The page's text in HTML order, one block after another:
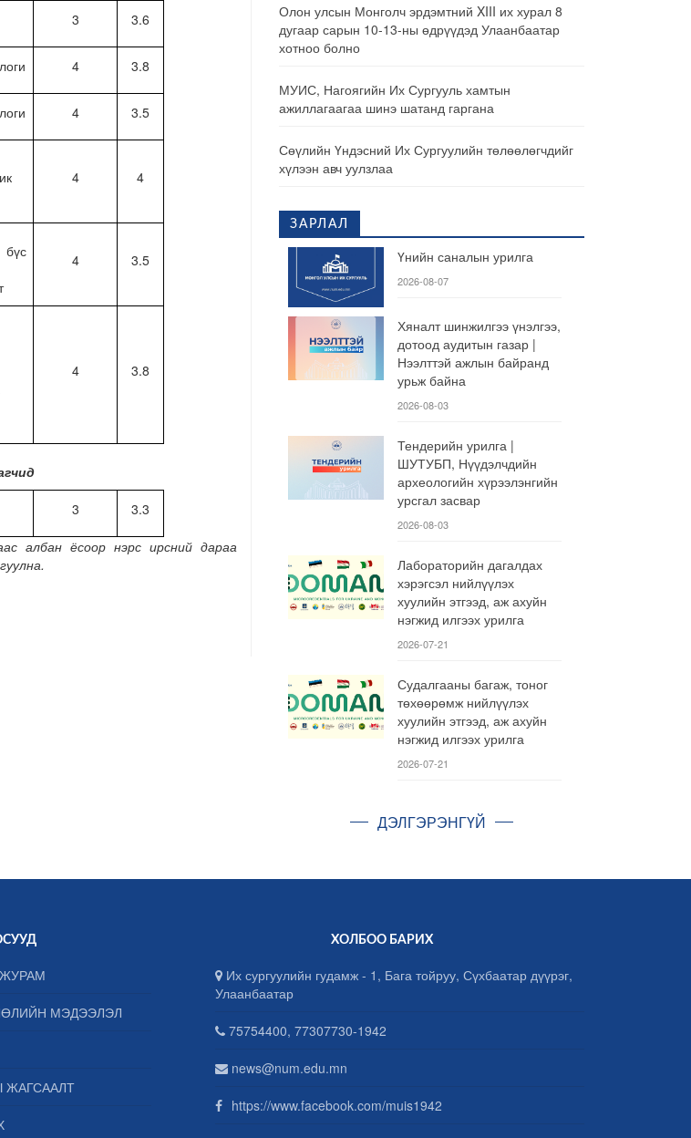
3 3.6
4 3.8
4 3.5
4 4
4 3.5
4 3.8
3 3.3
албан ёсоор нэрс ирсний дараа
Олон улсын Монголч эрдэмтний XIII их хурал 8
дугаар сарын 10-13-ны өдрүүдэд Улаанбаатар
хотноо болно
МУИС, Нагоягийн Их Сургууль хамтын
ажиллагаагаа шинэ шатанд гаргана
Сөүлийн Үндэсний Их Сургуулийн төлөөлөгчдийг
хүлээн авч уулзлаа
ЗАРЛАЛ
Үнийн саналын урилга
2026-08-07
Хяналт шинжилгээ үнэлгээ,
дотоод аудитын газар |
Нээлттэй ажлын байранд
урьж байна
2026-08-03
Тендерийн урилга |
ШУТУБП, Нүүдэлчдийн
археологийн хүрээлэнгийн
урсгал засвар
2026-08-03
Лабораторийн дагалдах
хэрэгсэл нийлүүлэх
хуулийн этгээд, аж ахуйн
нэгжид илгээх урилга
2026-07-21
Судалгааны багаж, тоног
төхөөрөмж нийлүүлэх
хуулийн этгээд, аж ахуйн
нэгжид илгээх урилга
2026-07-21
ДЭЛГЭРЭНГҮЙ
МЭДЭЭЛЭЛ
ЖАГСААЛТ
ХОЛБОО БАРИХ
Их сургуулийн гудамж - 1, Бага тойруу, Сүхбаатар дүүрэг,
Улаанбаатар
75754400, 77307730-1942
news@num.edu.mn
https://www.facebook.com/muis1942